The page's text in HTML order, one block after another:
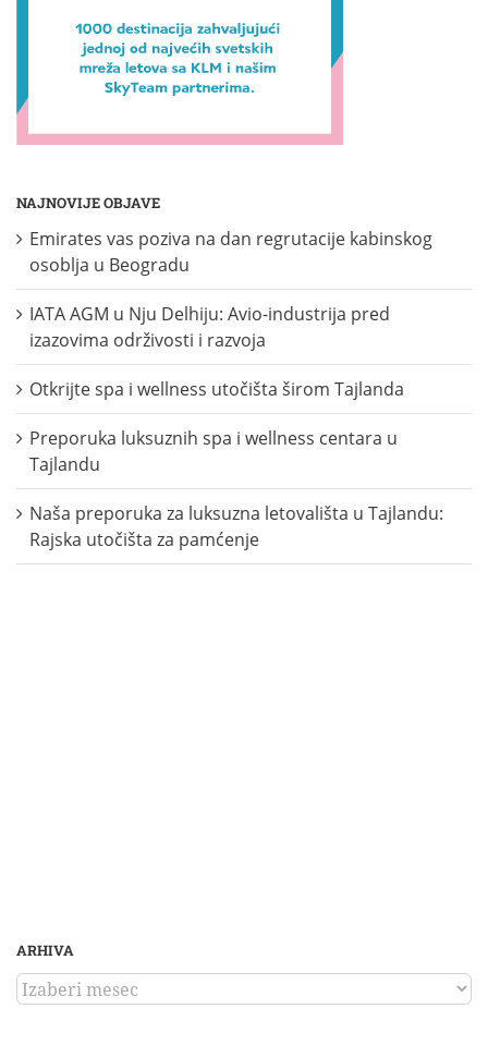
NAJNOVIJE OBJAVE
Emirates vas poziva na dan regrutacije kabinskog
osoblja u Beogradu
IATA AGM u Nju Delhiju: Avio-industrija pred
izazovima održivosti i razvoja
Otkrijte spa i wellness utočišta širom Tajlanda
Preporuka luksuznih spa i wellness centara u
Tajlandu
Naša preporuka za luksuzna letovališta u Tajlandu:
Rajska utočišta za pamćenje
ARHIVA
ARHIVA